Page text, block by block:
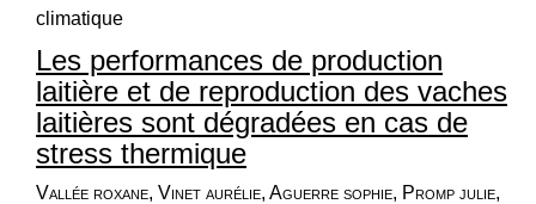
climatique
Les performances de production
laitière et de reproduction des vaches
laitières sont dégradées en cas de
stress thermique
Vallée roxane, Vinet aurélie, Aguerre sophie, Promp julie,